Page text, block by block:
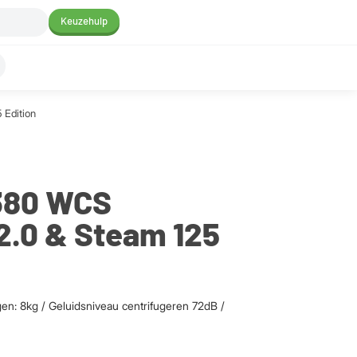
Keuzehulp
Edition
WCS
& Steam 125
8kg / Geluidsniveau centrifugeren 72dB /